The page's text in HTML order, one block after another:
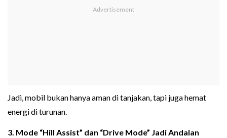
Jadi, mobil bukan hanya aman di tanjakan, tapi juga hemat
energi di turunan.
3. Mode “Hill Assist” dan “Drive Mode” Jadi Andalan